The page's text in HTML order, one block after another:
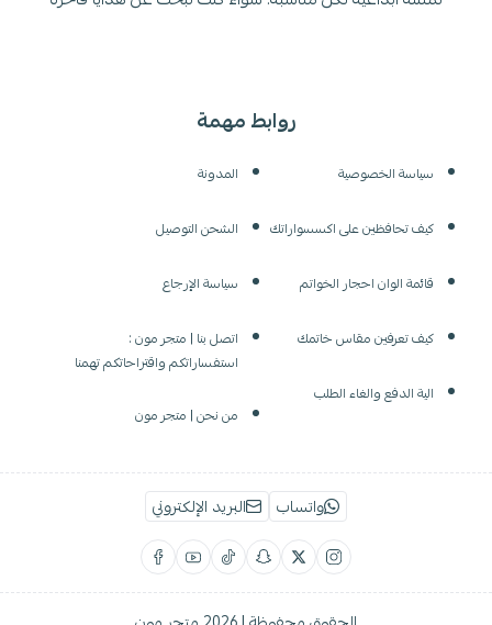
روابط مهمة
سياسة الخصوصية
كيف تحافظين على اكسسواراتك
قائمة الوان احجار الخواتم
كيف تعرفين مقاس خاتمك
الية الدفع والغاء الطلب
المدونة
الشحن التوصيل
سياسة الإرجاع
اتصل بنا | متجر مون :
استفساراتكم واقتراحاتكم تهمنا
من نحن | متجر مون
واتساب البريد الإلكتروني